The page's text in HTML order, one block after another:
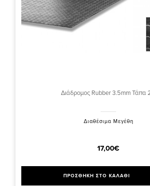
Διάδρομος Rubber 3.5mm Τάπα
Διαθέσιμα Μεγέθη
17,00€
ΠΡΟΣΘΗΚΗ ΣΤΟ ΚΑΛΑΘΙ